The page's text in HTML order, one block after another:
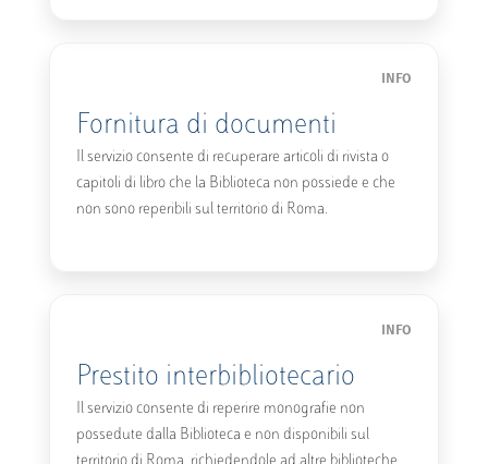
INFO
Fornitura di documenti
Il servizio consente di recuperare articoli di rivista o
capitoli di libro che la Biblioteca non possiede e che
non sono reperibili sul territorio di Roma.
INFO
Prestito interbibliotecario
Il servizio consente di reperire monografie non
possedute dalla Biblioteca e non disponibili sul